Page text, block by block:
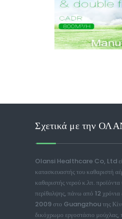
Σχετικά με την
Olansi Healthcare Co, Ltd
κατασκευαστής του καθαριστή
καθαριστής νερού κ.λπ. προϊόντα
περίθαλψης, πάνω από 12 χρόνια
2009 στο Guangzhou της
δικόχρωμο εργοστάσιο μούχλας,